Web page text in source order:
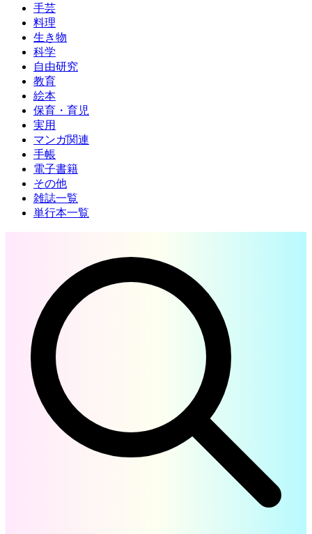
手芸
料理
生き物
科学
自由研究
教育
絵本
保育・育児
実用
マンガ関連
手帳
電子書籍
その他
雑誌一覧
単行本一覧